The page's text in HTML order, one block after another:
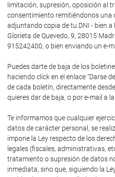
limitación, supresión, oposición al
consentimiento remitiéndonos una
adjuntando copia de tu DNI - bien a
Glorieta de Quevedo, 9, 28015
915242400, o bien enviando un e-
Puedes darte de baja de los
haciendo click en el enlace "Darse
de cada boletín, directamente
quieres dar de baja, o por e-mail a
Te informamos que cualquier
datos de carácter personal, se
impone la Ley respecto de los
legales (fiscales, administrativas,
tratamiento o supresión de datos
inmediata, sino que, siguiendo la